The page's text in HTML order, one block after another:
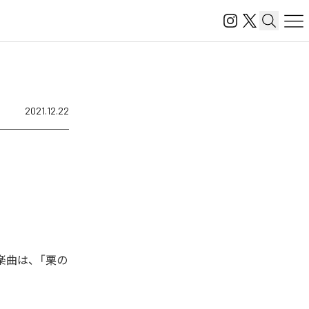
2021.12.22
は、「栗の